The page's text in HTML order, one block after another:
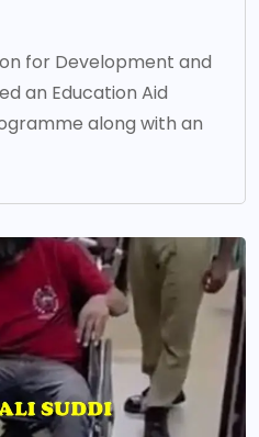
for Development and
an Education Aid
along with an